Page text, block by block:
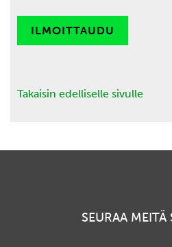
ILMOITTAUDU
Takaisin edelliselle sivulle
SEURAA MEITÄ